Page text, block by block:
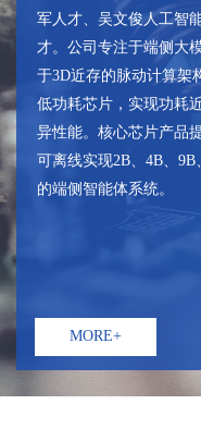
军人才、吴文俊人工智
才。公司专注于端侧大
于3D近存的脉动计算架
低功耗芯片，实现功耗
异性能。核心芯片产品
可离线实现2B、4B、
的端侧智能体系统。
MORE+